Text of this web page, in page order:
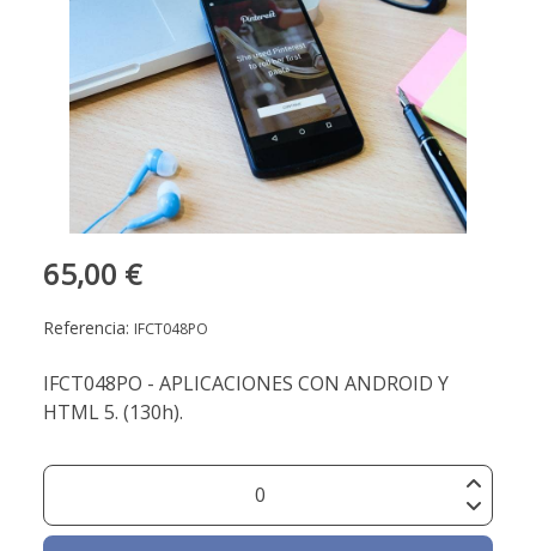
65,00 €
Referencia: IFCT048PO
IFCT048PO - APLICACIONES CON ANDROID Y
HTML 5. (130h).